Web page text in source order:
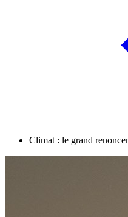
Climat : le grand